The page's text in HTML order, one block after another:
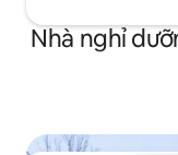
Nhà nghỉ